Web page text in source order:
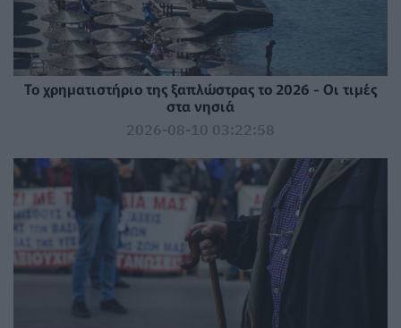
Το χρηματιστήριο της ξαπλώστρας το 2026 - Οι τιμές
στα νησιά
2026-08-10 03:22:58